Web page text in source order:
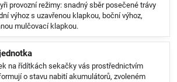
provozní režimy: snadný sběr posečené trávy
výhoz s uzavřenou klapkou, boční výhoz,
mulčovací klapkou.
na řídítkách sekačky vás prostřednictvím
o stavu nabití akumulátorů, zvoleném